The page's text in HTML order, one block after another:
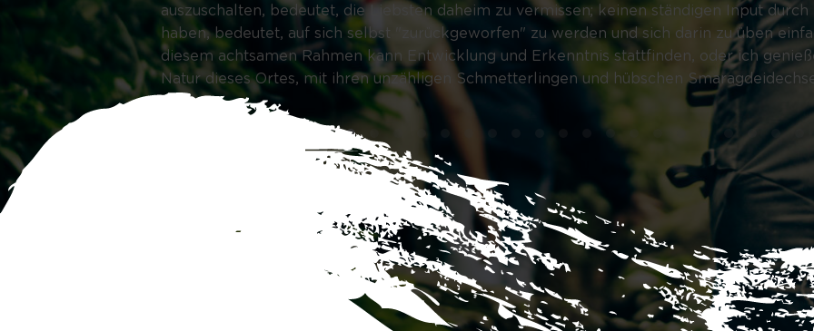
auszuschalten, bedeutet, die Liebsten daheim zu vermissen; keinen ständigen Input
haben, bedeutet, auf sich selbst "zurückgeworfen" zu werden und sich darin zu üben
diesem achtsamen Rahmen kann Entwicklung und Erkenntnis stattfinden, oder ich
Natur dieses Ortes, mit ihren unzähligen Schmetterlingen und hübschen